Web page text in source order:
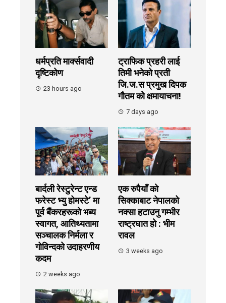
धर्मप्रति मार्क्सवादी
दृष्टिकोण
23 hours ago
ट्राफिक प्रहरी लाई
तिमी भनेको प्रती
जि.ज.स प्रमुख दिपक
गौतम को क्षमायाचना!
7 days ago
बार्दली रेस्टुरेन्ट एन्ड
फरेस्ट भ्यु होमस्टे’ मा
पूर्व बैंकरहरूको भब्य
स्वागत, आतिथ्यतामा
सञ्चालक निर्मला र
गोविन्दको उदाहरणीय
कदम
2 weeks ago
एक रुपैयाँ को
सिक्काबाट नेपालको
नक्सा हटाउनु गम्भीर
राष्ट्रघात हो : भीम
रावल
3 weeks ago